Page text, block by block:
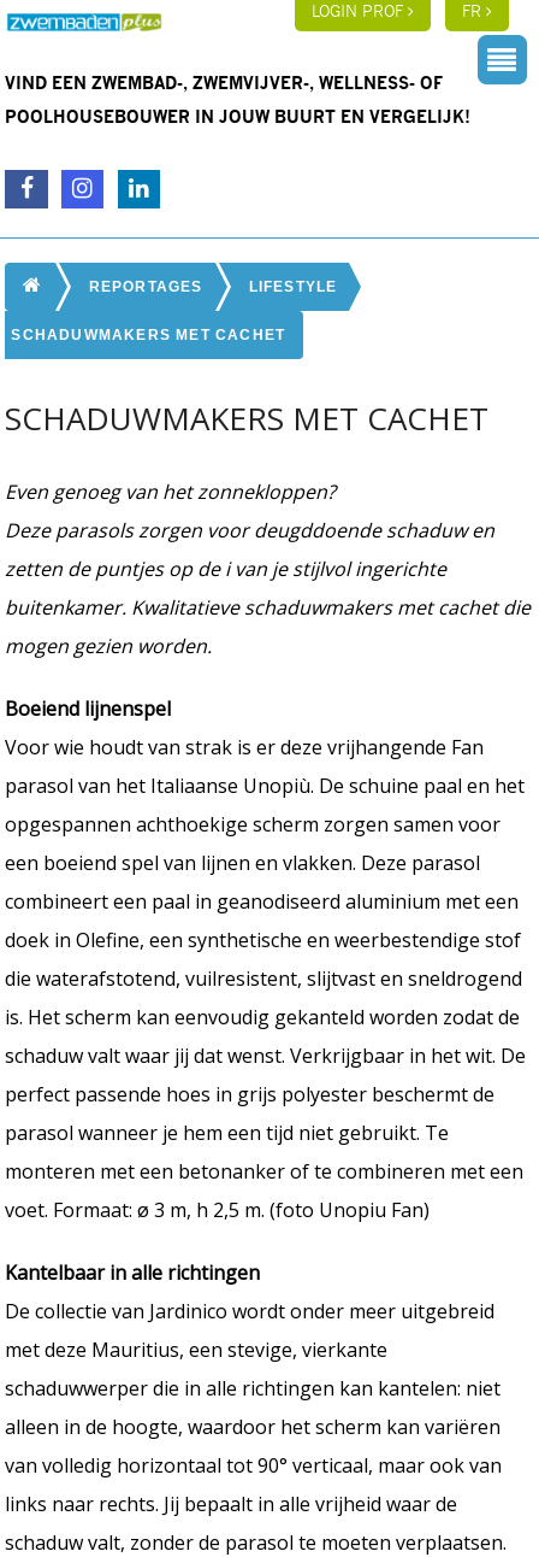
LOGIN PROF FR
VIND EEN ZWEMBAD-, ZWEMVIJVER-, WELLNESS- OF
POOLHOUSEBOUWER IN JOUW BUURT EN VERGELIJK!
REPORTAGES LIFESTYLE
SCHADUWMAKERS MET CACHET
SCHADUWMAKERS MET CACHET
Even genoeg van het zonnekloppen?
Deze parasols zorgen voor deugddoende schaduw en
zetten de puntjes op de i van je stijlvol ingerichte
buitenkamer. Kwalitatieve schaduwmakers met cachet die
mogen gezien worden.
Boeiend lijnenspel
Voor wie houdt van strak is er deze vrijhangende Fan
parasol van het Italiaanse Unopiù. De schuine paal en het
opgespannen achthoekige scherm zorgen samen voor
een boeiend spel van lijnen en vlakken. Deze parasol
combineert een paal in geanodiseerd aluminium met een
doek in Olefine, een synthetische en weerbestendige stof
die waterafstotend, vuilresistent, slijtvast en sneldrogend
is. Het scherm kan eenvoudig gekanteld worden zodat de
schaduw valt waar jij dat wenst. Verkrijgbaar in het wit. De
perfect passende hoes in grijs polyester beschermt de
parasol wanneer je hem een tijd niet gebruikt. Te
monteren met een betonanker of te combineren met een
voet. Formaat: ø 3 m, h 2,5 m. (foto Unopiu Fan)
Kantelbaar in alle richtingen
De collectie van Jardinico wordt onder meer uitgebreid
met deze Mauritius, een stevige, vierkante
schaduwwerper die in alle richtingen kan kantelen: niet
alleen in de hoogte, waardoor het scherm kan variëren
van volledig horizontaal tot 90° verticaal, maar ook van
links naar rechts. Jij bepaalt in alle vrijheid waar de
schaduw valt, zonder de parasol te moeten verplaatsen.